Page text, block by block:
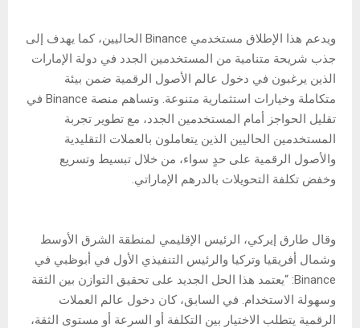
ويدعم هذا الإطلاق مستخدمي Binance الحاليين، كما يهدف إلى
جذب شريحة متنامية من المستخدمين الجدد في دولة الإمارات
الذين يرغبون في دخول عالم الأصول الرقمية ضمن بيئة
متكاملة وخيارات استثمارية متنوعة. وتساهم منصة Binance في
تقليل الحواجز أمام المستخدمين الجدد، مع تطوير تجربة
المستخدمين الحاليين الذين يتعاملون بالعملات التقليدية
والأصول الرقمية على حدٍ سواء، من خلال تبسيط وتسريع
وخفض تكلفة التحويلات بالدرهم الإماراتي.
وقال طارق إيركي، الرئيس الإقليمي لمنطقة الشرق الأوسط
وشمال أفريقيا وتركيا والرئيس التنفيذي الأول في أبوظبي في
Binance: “يعتمد هذا الحل الجديد على تحقيق التوازن بين الثقة
وسهولة الاستخدام. في السابق، كان دخول عالم العملات
الرقمية يتطلب الاختيار بين التكلفة أو السرعة أو مستوى الثقة،